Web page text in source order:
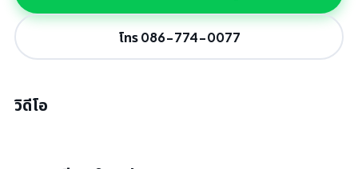
โทร 086-774-0077
วิดีโอ